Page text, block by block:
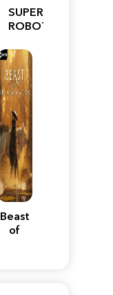
SUPER
ROBOT
Y
Beast
of